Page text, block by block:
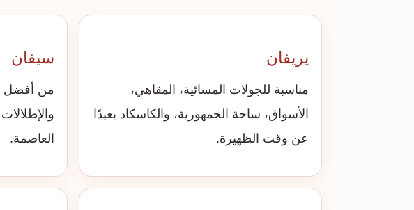
يريفان
مناسبة للجولات المسائية، المقاهي،
الأسواق، ساحة الجمهورية، والكاسكاد بعيدًا
عن وقت الظهيرة.
سيفان
من أفضل
العاصمة.